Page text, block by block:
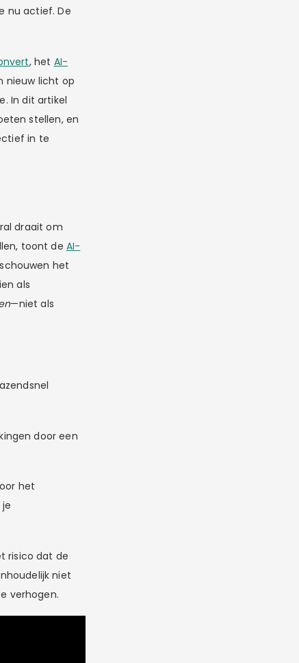
nu actief. De
, het AI-
nieuw licht op
In dit artikel
stellen, en
in te
draait om
toont de AI-
het
als
—niet als
door een
het
risico dat de
niet
verhogen.